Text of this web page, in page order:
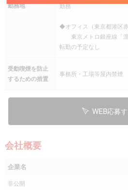
勤務地
勤務
◆オフィス（東京都港区赤
東京メトロ銀座線「溜
転勤の予定なし
受動喫煙を防止
するための措置
事務所・工場等屋内禁煙
WEB応募
会社概要
企業名
非公開